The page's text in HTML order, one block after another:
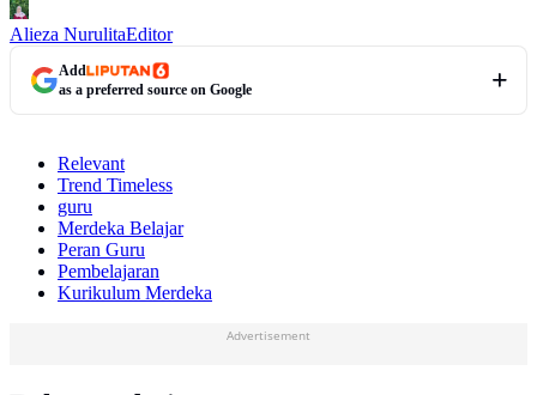
Alieza NurulitaEditor
Add
as a preferred source on Google
Relevant
Trend Timeless
guru
Merdeka Belajar
Peran Guru
Pembelajaran
Kurikulum Merdeka
Advertisement